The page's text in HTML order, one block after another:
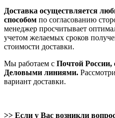
Доставка осуществляется
способом по согласованию
менеджер просчитывает
учетом желаемых сроков
стоимости доставки.
Мы работаем с Почтой
Деловыми линиями.
вариант доставки.
>> Если у Вас возникли